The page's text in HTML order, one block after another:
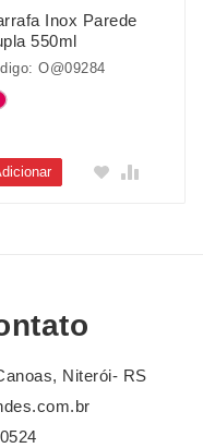
Inox Parede
550ml
O@09284
Niterói- RS